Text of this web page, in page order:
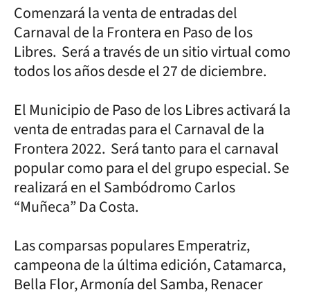
Comenzará la venta de entradas del
Carnaval de la Frontera en Paso de los
Libres. Será a través de un sitio virtual como
todos los años desde el 27 de diciembre.
El Municipio de Paso de los Libres activará la
venta de entradas para el Carnaval de la
Frontera 2022. Será tanto para el carnaval
popular como para el del grupo especial. Se
realizará en el Sambódromo Carlos
“Muñeca” Da Costa.
Las comparsas populares Emperatriz,
campeona de la última edición, Catamarca,
Bella Flor, Armonía del Samba, Renacer